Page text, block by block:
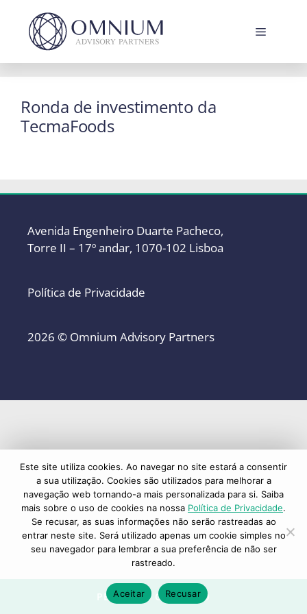
conteúdo
Menu
PEDIDO DE CONTACTO
Ronda de investimento da
TecmaFoods
Avenida Engenheiro Duarte Pacheco,
Torre II – 17º andar, 1070-102 Lisboa
Política de Privacidade
2026 © Omnium Advisory Partners
Este site utiliza cookies. Ao navegar no site estará a consentir
a sua utilização. Cookies são utilizados para melhorar a
navegação web tornando-a mais personalizada para si. Saiba
mais sobre o uso de cookies na nossa Política de Privacidade.
Se recusar, as suas informações não serão rastreadas ao
entrar neste site. Será utilizado apenas um cookie simples no
seu navegador para lembrar a sua preferência de não ser
rastreado.
Aceitar Recusar